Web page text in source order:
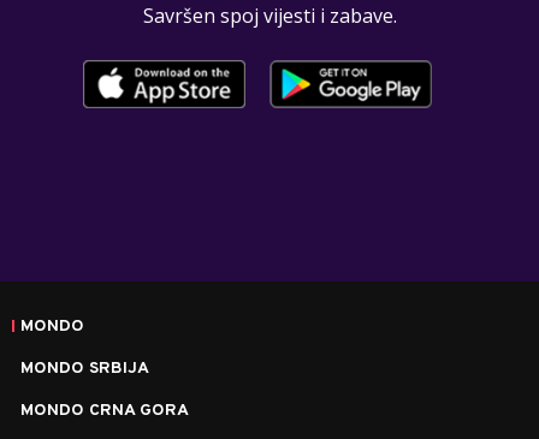
Savršen spoj vijesti i zabave.
MONDO
MONDO SRBIJA
MONDO CRNA GORA